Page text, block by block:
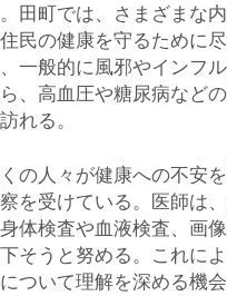
田町では、さまざまな
民の健康を守るために
一般的に風邪やインフ
、高血圧や糖尿病など
れる。
の人々が健康への不安
を受けている。医師は
体検査や血液検査、画
そうと努める。これに
ついて理解を深める機